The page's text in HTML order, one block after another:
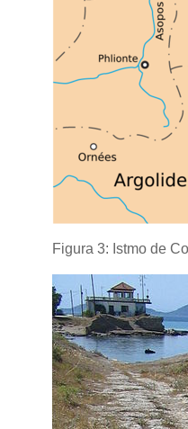
Figura 3: Istmo de